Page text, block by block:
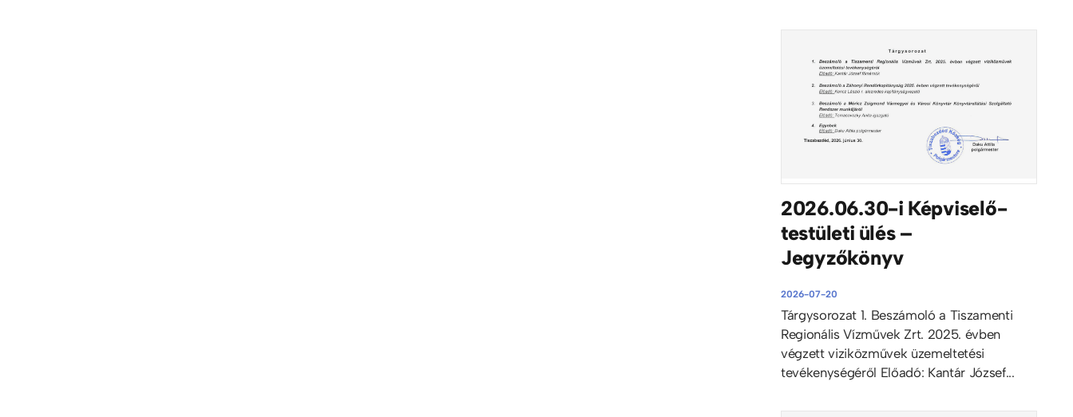
2026.06.30-i Képviselő-
testületi ülés –
Jegyzőkönyv
2026-07-20
Tárgysorozat 1. Beszámoló a Tiszamenti
Regionális Vízművek Zrt. 2025. évben
végzett viziközművek üzemeltetési
tevékenységéről Előadó: Kantár József...